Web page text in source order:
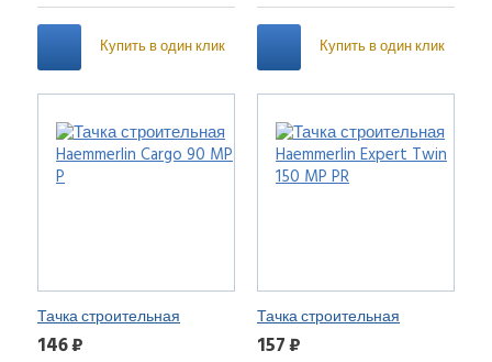
Купить в один клик Купить в один клик
Тачка строительная
Haemmerlin Cargo 90 MP P
146 ₽
Тачка строительная
Haemmerlin Expert Twin 150
157 ₽